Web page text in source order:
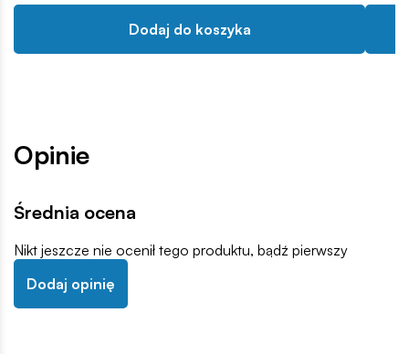
Dodaj do koszyka
Opinie
Średnia ocena
Nikt jeszcze nie ocenił tego produktu, bądź pierwszy
Dodaj opinię